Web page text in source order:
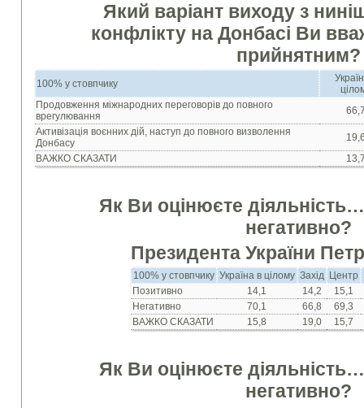
Який варіант виходу з
конфлікту на Донбасі Ви
прийнятним?
100% у стовпчику
Продовження міжнародних переговорів до повного
врегулювання
Активізація воєнних дій, наступ до повного визволення
Донбасу
ВАЖКО СКАЗАТИ
Як Ви оцінюєте
негативно?
Президента України
100% у стовпчику Україна в цілому Захід Центр
Позитивно
14,1 14,2
15,1
Негативно
70,1 66,8
69,3
ВАЖКО СКАЗАТИ
15,8 19,0 15,7
Як Ви оцінюєте
негативно?